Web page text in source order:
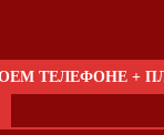
ТЕЛЕФОНЕ +